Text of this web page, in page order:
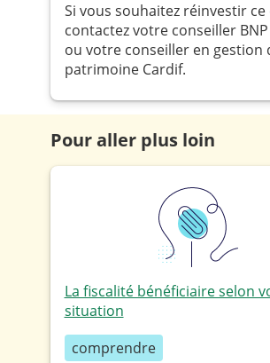
Si vous souhaitez réinvestir ce
contactez votre conseiller
ou votre conseiller en gestion
patrimoine Cardif.
Pour aller plus loin
La fiscalité bénéficiaire selon
situation
comprendre